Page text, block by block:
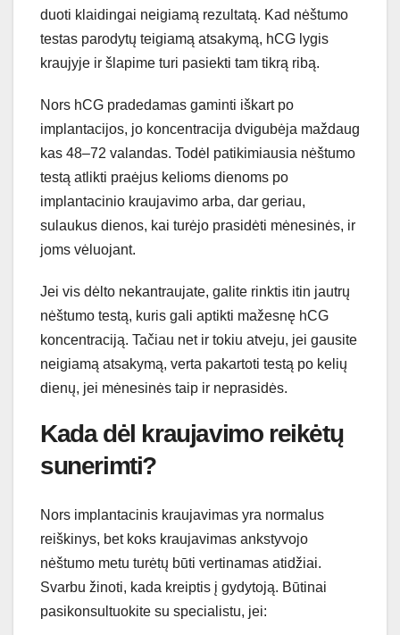
duoti klaidingai neigiamą rezultatą. Kad nėštumo
testas parodytų teigiamą atsakymą, hCG lygis
kraujyje ir šlapime turi pasiekti tam tikrą ribą.
Nors hCG pradedamas gaminti iškart po
implantacijos, jo koncentracija dvigubėja maždaug
kas 48–72 valandas. Todėl patikimiausia nėštumo
testą atlikti praėjus kelioms dienoms po
implantacinio kraujavimo arba, dar geriau,
sulaukus dienos, kai turėjo prasidėti mėnesinės, ir
joms vėluojant.
Jei vis dėlto nekantraujate, galite rinktis itin jautrų
nėštumo testą, kuris gali aptikti mažesnę hCG
koncentraciją. Tačiau net ir tokiu atveju, jei gausite
neigiamą atsakymą, verta pakartoti testą po kelių
dienų, jei mėnesinės taip ir neprasidės.
Kada dėl kraujavimo reikėtų
sunerimti?
Nors implantacinis kraujavimas yra normalus
reiškinys, bet koks kraujavimas ankstyvojo
nėštumo metu turėtų būti vertinamas atidžiai.
Svarbu žinoti, kada kreiptis į gydytoją. Būtinai
pasikonsultuokite su specialistu, jei: